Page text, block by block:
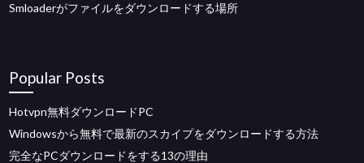
Smloaderがファイルをダウンロードする場所
Popular Posts
Hotvpn無料ダウンロードPC
Windowsから無料で最新のスカイプをダウンロードする方法
完全なPCダウンロードをする13の理由